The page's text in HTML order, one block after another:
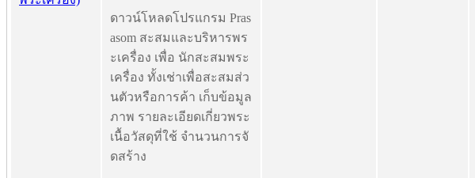
ดาวน์โหลดโปรแกรม Pras
asom สะสมและบริหารพร
ะเครื่อง เพื่อ นักสะสมพระ
เครื่อง ทั้งเช่าเพื่อสะสมส่ว
นตัวหรือการค้า เก็บข้อมูล
ภาพ รายละเอียดเกี่ยวพระ
เนื้อวัสดุที่ใช้ จำนวนการจั
ดสร้าง